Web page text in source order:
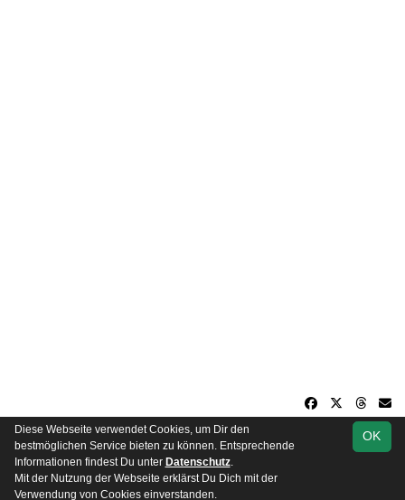
soccero.de
© 2006 - 2026
Besucherstatistik Impressum Datenschutz
OK
Diese Webseite verwendet Cookies, um Dir den
bestmöglichen Service bieten zu können. Entsprechende
Informationen findest Du unter Datenschutz.
Mit der Nutzung der Webseite erklärst Du Dich mit der
Verwendung von Cookies einverstanden.